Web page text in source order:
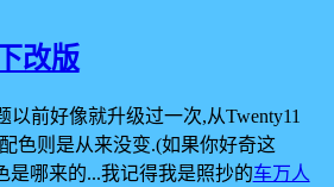
改版
以前好像就升级过一次,从Twenty11
色则是从来没变.(如果你好奇这
是哪来的...我记得我是照抄的车万人